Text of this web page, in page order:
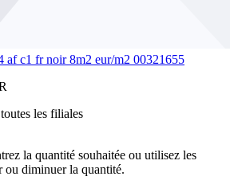
af c1 fr noir 8m2 eur/m2 00321655
les filiales
la quantité souhaitée ou utilisez les
ou diminuer la quantité.